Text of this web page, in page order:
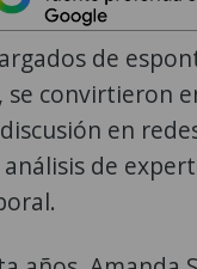
de
convirtieron
en
de